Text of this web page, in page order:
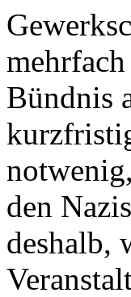
Bündnis
den
deshalb,